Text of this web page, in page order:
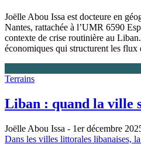
Joëlle Abou Issa est docteure en
Nantes, rattachée à l’UMR 6590
contexte de crise routinière au
économiques qui structurent les flux
Terrains
Liban : quand la ville
Joëlle Abou Issa - 1er décembre
Dans les villes littorales libanaises,